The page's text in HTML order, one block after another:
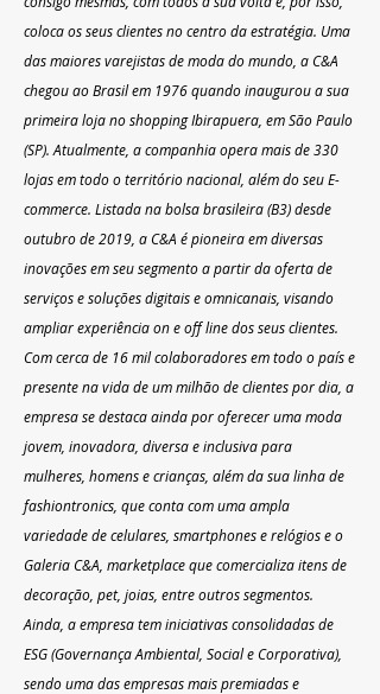
coloca os seus clientes no centro da estratégia. Uma
das maiores varejistas de moda do mundo, a C&A
chegou ao Brasil em 1976 quando inaugurou a sua
primeira loja no shopping Ibirapuera, em São Paulo
(SP). Atualmente, a companhia opera mais de 330
lojas em todo o território nacional, além do seu E-
commerce. Listada na bolsa brasileira (B3) desde
outubro de 2019, a C&A é pioneira em diversas
inovações em seu segmento a partir da oferta de
serviços e soluções digitais e omnicanais, visando
ampliar experiência on e off line dos seus clientes.
Com cerca de 16 mil colaboradores em todo o país e
presente na vida de um milhão de clientes por dia, a
empresa se destaca ainda por oferecer uma moda
jovem, inovadora, diversa e inclusiva para
mulheres, homens e crianças, além da sua linha de
fashiontronics, que conta com uma ampla
variedade de celulares, smartphones e relógios e o
Galeria C&A, marketplace que comercializa itens de
decoração, pet, joias, entre outros segmentos.
Ainda, a empresa tem iniciativas consolidadas de
ESG (Governança Ambiental, Social e Corporativa),
sendo uma das empresas mais premiadas e